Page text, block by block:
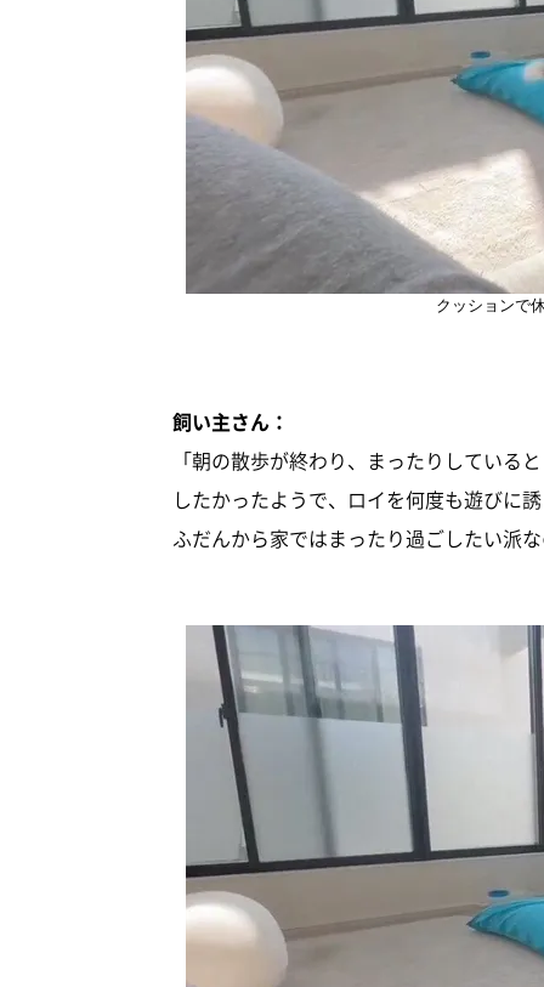
クッションで
飼い主さん：
「朝の散歩が終わり、まったりしている
したかったようで、ロイを何度も遊びに
ふだんから家ではまったり過ごしたい派